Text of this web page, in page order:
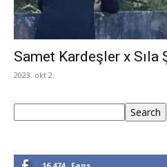
Samet Kardeşler x Sıla
2023. okt 2.
Search